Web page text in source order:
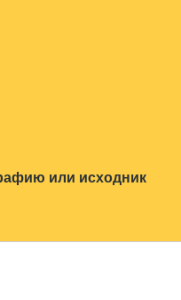
или исходник